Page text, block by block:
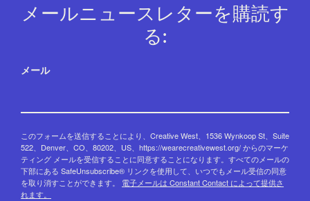
メールニュースレターを購読す
る:
メール
このフォームを送信することにより、Creative West、1536 Wynkoop St、Suite
522、Denver、CO、80202、US、https://wearecreativewest.org/ からのマーケ
ティング メールを受信することに同意することになります。すべてのメールの
下部にある SafeUnsubscribe® リンクを使用して、いつでもメール受信の同意
を取り消すことができます。 電子メールは Constant Contact によって提供さ
れます。